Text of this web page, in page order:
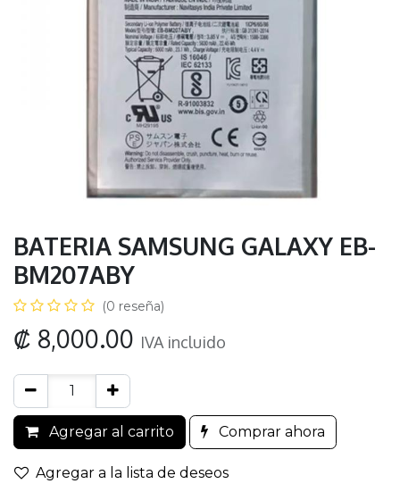
BATERIA SAMSUNG GALAXY EB-
BM207ABY
(0 reseña)
₡ 8,000.00 IVA incluido
Agregar al carrito Comprar ahora
Agregar a la lista de deseos